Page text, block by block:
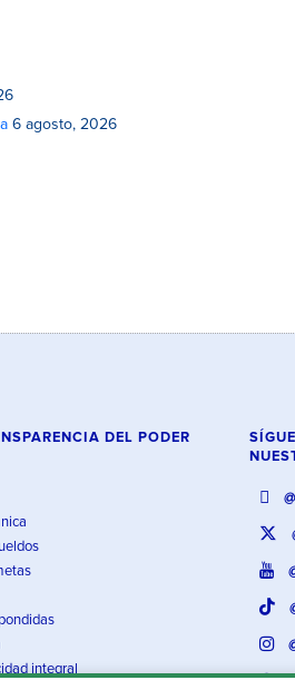
6 agosto, 2026
DEL PODER
integral